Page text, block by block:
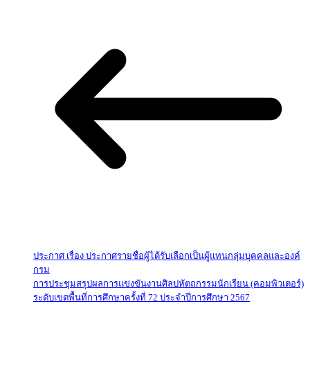
ประกาศ เรื่อง ประกาศรายชื่อผู้ได้รับเลือกเป็นผู้แทนกลุ่มบุคคลและองค์
กรม
การประชุมสรุปผลการแข่งขันงานศิลปหัตถกรรมนักเรียน (คอมพิวเตอร์)
ระดับเขตพื้นที่การศึกษาครั้งที่ 72 ประจำปีการศึกษา 2567